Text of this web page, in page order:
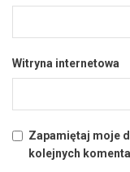
Witryna internetowa
Zapamiętaj moje
kolejnych